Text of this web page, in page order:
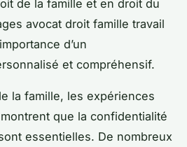
de la famille et en droit du
avocat droit famille travail
d’un
et compréhensif.
la famille, les expériences
que la confidentialité
essentielles. De nombreux